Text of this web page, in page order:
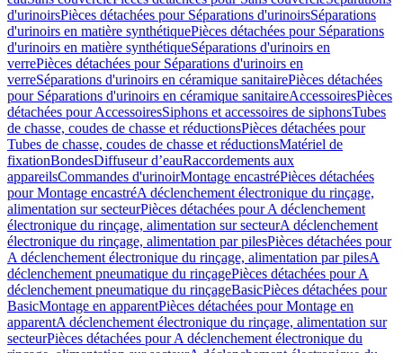
d'urinoirsPièces détachées pour Séparations d'urinoirsSéparations
d'urinoirs en matière synthétiquePièces détachées pour Séparations
d'urinoirs en matière synthétiqueSéparations d'urinoirs en
verrePièces détachées pour Séparations d'urinoirs en
verreSéparations d'urinoirs en céramique sanitairePièces détachées
pour Séparations d'urinoirs en céramique sanitaireAccessoiresPièces
détachées pour AccessoiresSiphons et accessoires de siphonsTubes
de chasse, coudes de chasse et réductionsPièces détachées pour
Tubes de chasse, coudes de chasse et réductionsMatériel de
fixationBondesDiffuseur d’eauRaccordements aux
appareilsCommandes d'urinoirMontage encastréPièces détachées
pour Montage encastréA déclenchement électronique du rinçage,
alimentation sur secteurPièces détachées pour A déclenchement
électronique du rinçage, alimentation sur secteurA déclenchement
électronique du rinçage, alimentation par pilesPièces détachées pour
A déclenchement électronique du rinçage, alimentation par pilesA
déclenchement pneumatique du rinçagePièces détachées pour A
déclenchement pneumatique du rinçageBasicPièces détachées pour
BasicMontage en apparentPièces détachées pour Montage en
apparentA déclenchement électronique du rinçage, alimentation sur
secteurPièces détachées pour A déclenchement électronique du